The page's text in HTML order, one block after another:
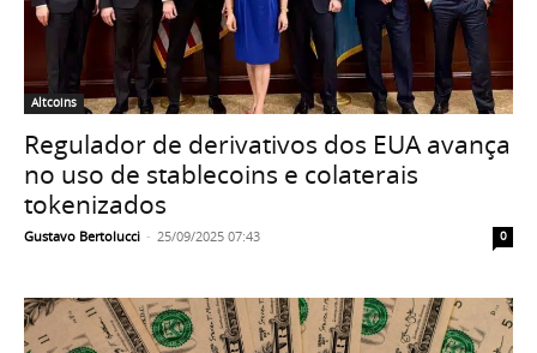
Altcoins
Regulador de derivativos dos EUA avança
no uso de stablecoins e colaterais
tokenizados
Gustavo Bertolucci - 25/09/2025 07:43 0